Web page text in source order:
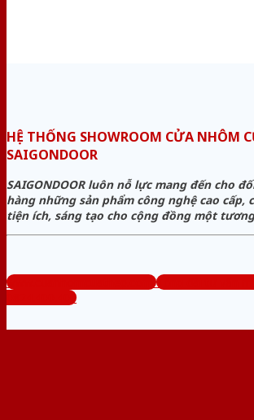
HỆ THỐNG SHOWROOM CỬA NHÔM
SAIGONDOOR
SAIGONDOOR luôn nỗ lực mang đến cho
hàng những sản phẩm công nghệ cao cấp,
tiện ích, sáng tạo cho cộng đồng một
www.cuanhomcuathep.com
Tổng đài tư vấn
0824.400.400